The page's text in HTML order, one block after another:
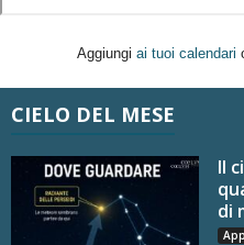
Aggiungi ai tuoi calendari
CIELO DEL MESE
Il
di